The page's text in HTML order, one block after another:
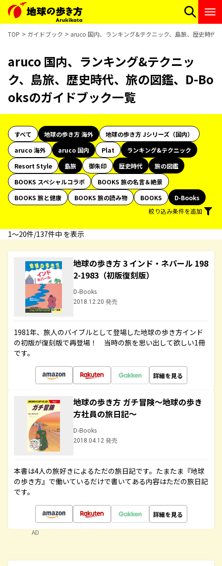
TOP ガイドブック aruco 国内、ランキング&テクニック、島旅、歴史時代
aruco 国内、ランキング&テクニッ
ク、島旅、歴史時代、旅の図鑑、D-Bo
oksのガイドブック一覧
すべて 地球の歩き方 海外
地球の歩き方 Jシリーズ（国内）
aruco 海外
aruco 国内 Plat
ランキング&テクニック
Resort Style
島旅 御朱印 歴史時代
旅の図鑑
BOOKS スペシャルコラボ
BOOKS 旅の名言＆絶景
BOOKS 旅と健康
BOOKS 旅の読み物 BOOKS
D-Books
絞り込み条件を追加
1〜20件/137件中 を表示
地球の歩き方 3 インド・ネパール 198
2-1983（初版復刻版）
D-Books
2018.12.20 発売
1981年、旅人のバイブルとして登場した地球の歩き方インド
の初版が復刻版で再登場！ 当時の旅を思い出して欲しい1冊
です。
詳細を見る
地球の歩き方 ガチ冒険～地球の歩き
方社員の旅日記～
D-Books
2018.04.12 発売
本書は4人の旅好きによるただの旅日記です。たまたま『地球
の歩き方』で働いているだけで書いてある内容はただの旅日記
です。
詳細を見る
AD